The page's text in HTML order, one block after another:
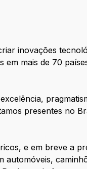
inovações
em mais de 70
presentes no
e em breve a
automóveis,